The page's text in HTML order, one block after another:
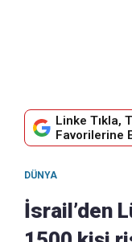
Linke Tıkla,
Favorilerine
DÜNYA
İsrail’den